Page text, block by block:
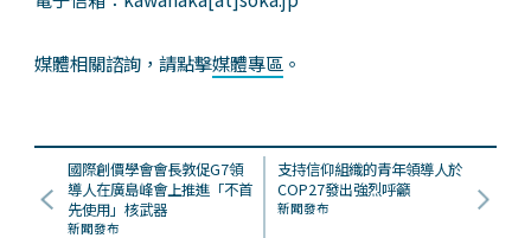
媒體相關諮詢，請點擊媒體專區。
國際創價學會會長敦促G7領
導人在廣島峰會上推進「不首
先使用」核武器
新聞發布
支持信仰組織的青年領導人於
COP27發出強烈呼籲
新聞發布